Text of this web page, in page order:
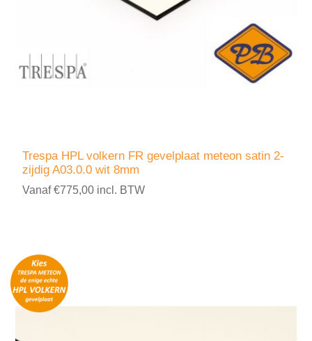
Trespa HPL volkern FR gevelplaat meteon satin 2-
zijdig A03.0.0 wit 8mm
Vanaf €775,00 incl. BTW